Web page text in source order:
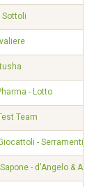
Sottoli
- Lotto
Team
- Serramenti
- d'Angelo &